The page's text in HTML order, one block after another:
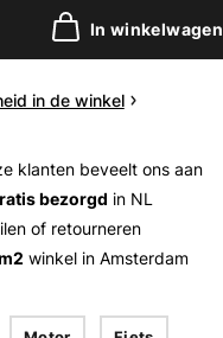
In winkelwagen
in de winkel
klanten beveelt ons aan
bezorgd in NL
of retourneren
winkel in Amsterdam